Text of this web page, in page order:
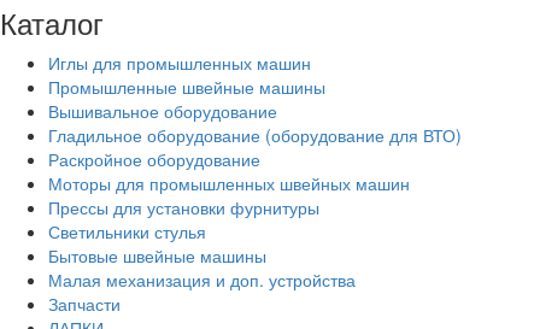
Каталог
Иглы для промышленных машин
Промышленные швейные машины
Вышивальное оборудование
Гладильное оборудование (оборудование для ВТО)
Раскройное оборудование
Моторы для промышленных швейных машин
Прессы для установки фурнитуры
Светильники стулья
Бытовые швейные машины
Малая механизация и доп. устройства
Запчасти